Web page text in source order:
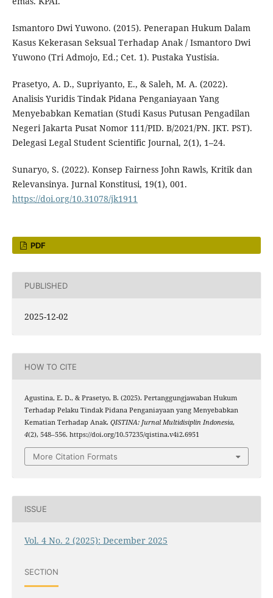
Ismantoro Dwi Yuwono. (2015). Penerapan Hukum Dalam
Kasus Kekerasan Seksual Terhadap Anak / Ismantoro Dwi
Yuwono (Tri Admojo, Ed.; Cet. 1). Pustaka Yustisia.
Prasetyo, A. D., Supriyanto, E., & Saleh, M. A. (2022).
Analisis Yuridis Tindak Pidana Penganiayaan Yang
Menyebabkan Kematian (Studi Kasus Putusan Pengadilan
Negeri Jakarta Pusat Nomor 111/PID. B/2021/PN. JKT. PST).
Delegasi Legal Student Scientific Journal, 2(1), 1–24.
Sunaryo, S. (2022). Konsep Fairness John Rawls, Kritik dan
Relevansinya. Jurnal Konstitusi, 19(1), 001.
https://doi.org/10.31078/jk1911
PDF
PUBLISHED
2025-12-02
HOW TO CITE
Agustina, E. D., & Prasetyo, B. (2025). Pertanggungjawaban Hukum
Terhadap Pelaku Tindak Pidana Penganiayaan yang Menyebabkan
Kematian Terhadap Anak. QISTINA: Jurnal Multidisiplin Indonesia,
4(2), 548–556. https://doi.org/10.57235/qistina.v4i2.6951
More Citation Formats
ISSUE
Vol. 4 No. 2 (2025): December 2025
SECTION